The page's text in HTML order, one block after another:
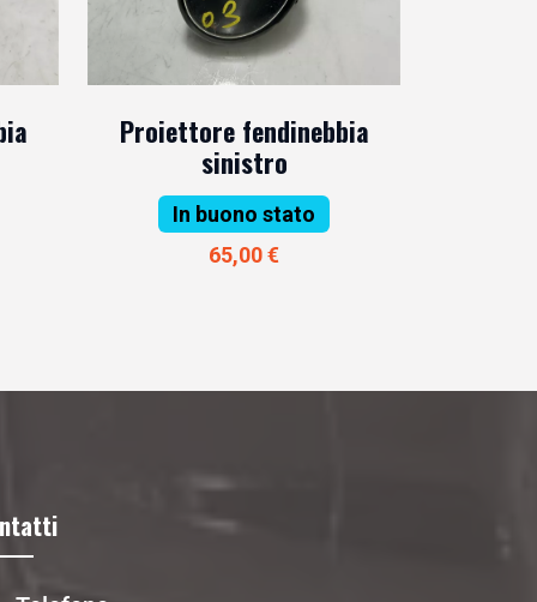
Proiettore fendinebbia
sinistro
In buono stato
65,00 €